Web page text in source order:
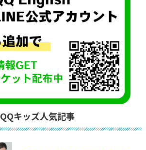
QQキッズ人気記事